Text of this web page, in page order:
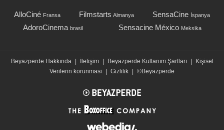
AlloCiné Fransa Filmstarts Almanya SensaCine İspanya
AdoroCinema brasil Sensacine México Meksika
Beyazperde Hakkında İletişim Beyazperde Kullanım Şartları
Kişisel
Verilerin korunmasi
Gizlilik ©Beyazperde